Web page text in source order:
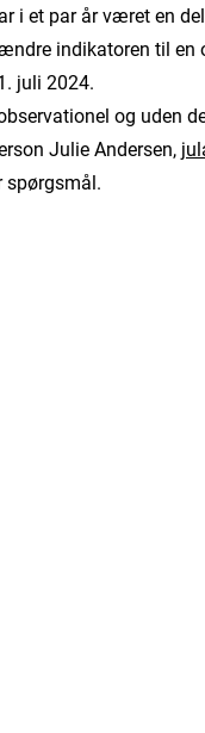
i et par år været en
indikatoren til
juli 2024.
og uden
Julie Andersen,
spørgsmål.